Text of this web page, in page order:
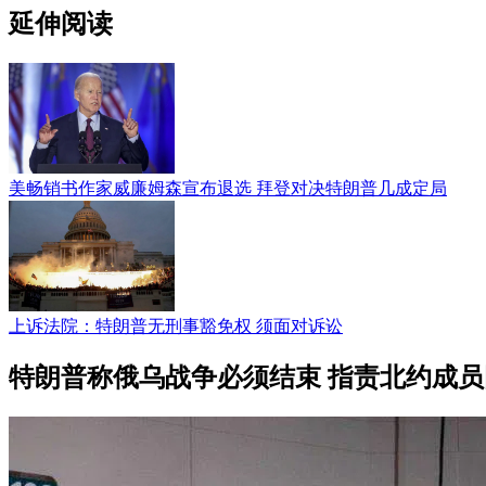
延伸阅读
美畅销书作家威廉姆森宣布退选 拜登对决特朗普几成定局
上诉法院：特朗普无刑事豁免权 须面对诉讼
特朗普称俄乌战争必须结束 指责北约成